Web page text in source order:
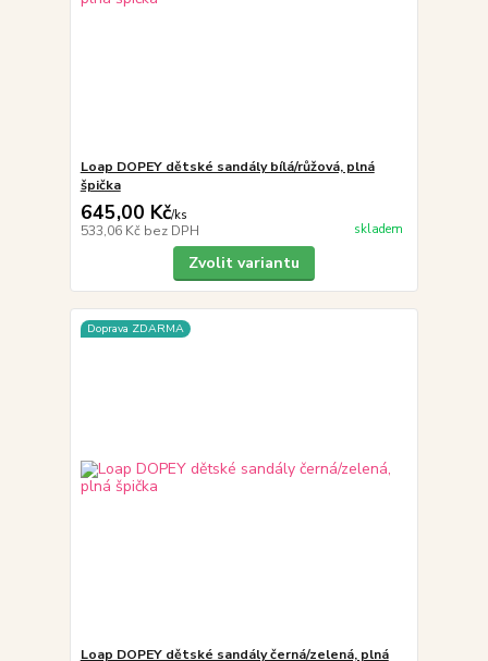
Loap DOPEY dětské sandály bílá/růžová, plná
špička
645,00 Kč/ks
533,06 Kč bez DPH skladem
Zvolit variantu
Doprava ZDARMA
Loap DOPEY dětské sandály černá/zelená, plná